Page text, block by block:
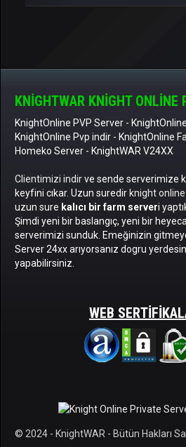
KNIGHTWAR KNIGHT ONLINE
KnightOnline PVP Server -
KnightOnline Pvp indir - KnightOnline
Homeko Server - KnightWAR V24XX
Clientimizi indirve sende serverimize
keyfini cıkar. Uzun suredir knight
uzun sure kalıcı bir farm serveri
Şimdi yeni bir baslangıç, yeni bir
serverimizi sunduk. Emeğinizin
Server 24xx arıyorsanız dogru
yapabilirsiniz.
WEB
© 2024 - KnightWAR - Bütün Hakları